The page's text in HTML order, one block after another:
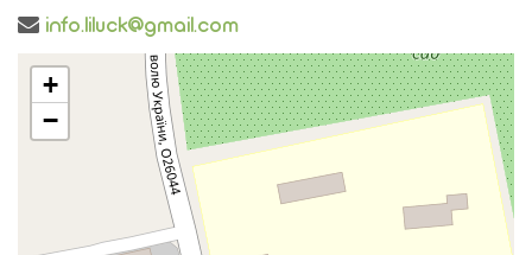
info.liluck@gmail.com
+
−